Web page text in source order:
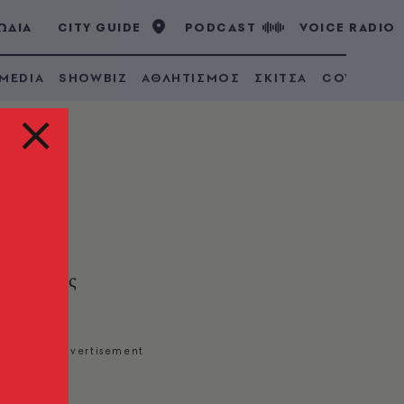
CITY GUIDE PODCAST VOICE RADIO
SHOWBIZ ΑΘΛΗΤΙΣΜΟΣ ΣΚΙΤΣΑ COVID 19
ροές της